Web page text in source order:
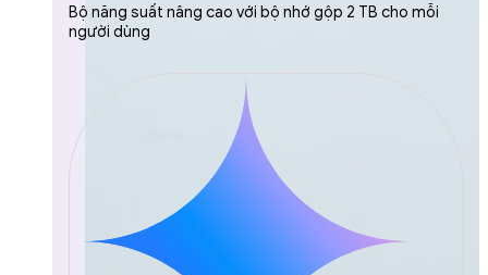
Bộ năng suất nâng cao với bộ nhớ gộp 2 TB cho mỗi
người dùng